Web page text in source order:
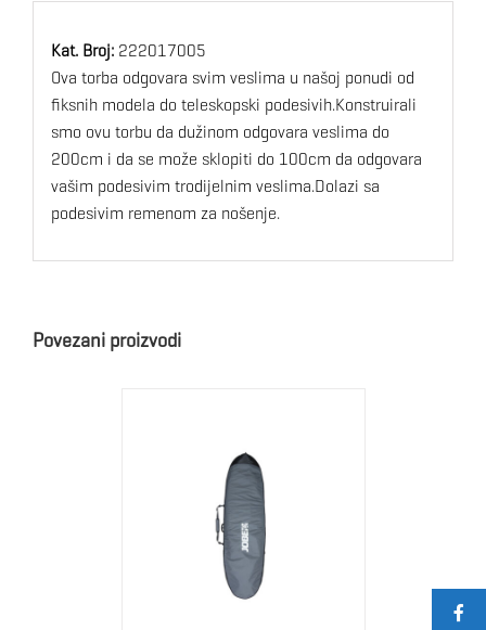
Kat. Broj: 222017005
Ova torba odgovara svim veslima u našoj ponudi od
fiksnih modela do teleskopski podesivih.Konstruirali
smo ovu torbu da dužinom odgovara veslima do
200cm i da se može sklopiti do 100cm da odgovara
vašim podesivim trodijelnim veslima.Dolazi sa
podesivim remenom za nošenje.
Povezani proizvodi